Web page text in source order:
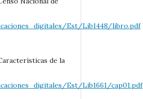
Est/Lib1448/libro.pdf
de la
Est/Lib1661/cap01.pdf